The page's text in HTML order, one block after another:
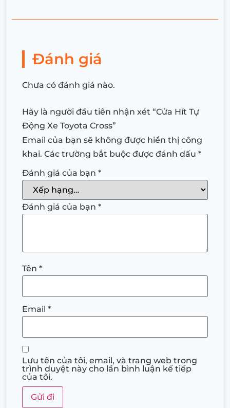
Đánh giá
Chưa có đánh giá nào.
Hãy là người đầu tiên nhận xét “Cửa Hít Tự
Động Xe Toyota Cross”
Email của bạn sẽ không được hiển thị công
khai. Các trường bắt buộc được đánh dấu *
Đánh giá của bạn *
Đánh giá của bạn *
Tên *
Email *
Lưu tên của tôi, email, và trang web trong
trình duyệt này cho lần bình luận kế tiếp
của tôi.